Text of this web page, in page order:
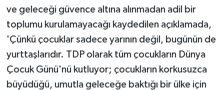
ve geleceği güvence altına alınmadan adil bir
toplumu kurulamayacağı kaydedilen açıklamada,
'Çünkü çocuklar sadece yarının değil, bugünün de
yurttaşlarıdır. TDP olarak tüm çocukların Dünya
Çocuk Günü'nü kutluyor; çocukların korkusuzca
büyüdüğü, umutla geleceğe baktığı bir ülke için